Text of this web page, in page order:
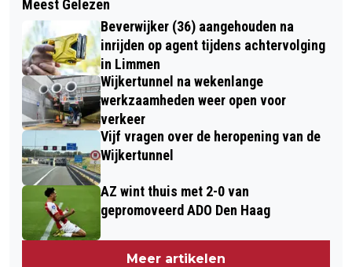
Meest Gelezen
Beverwijker (36) aangehouden na
inrijden op agent tijdens achtervolging
in Limmen
Wijkertunnel na wekenlange
werkzaamheden weer open voor
verkeer
Vijf vragen over de heropening van de
Wijkertunnel
AZ wint thuis met 2-0 van
gepromoveerd ADO Den Haag
Meer artikelen